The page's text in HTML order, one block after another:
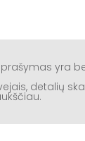
yra
detalių